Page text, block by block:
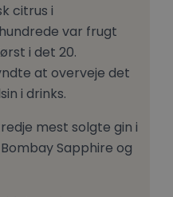
citrus i
var frugt
i det 20.
at overveje det
i drinks.
mest solgte gin i
Sapphire og